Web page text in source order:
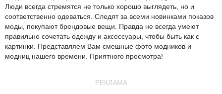
Люди всегда стремятся не только хорошо выглядеть, но и
соответственно одеваться. Следят за всеми новинками показов
моды, покупают брендовые вещи. Правда не всегда умеют
правильно сочетать одежду и аксессуары, чтобы быть как с
картинки. Представляем Вам смешные фото модников и
модниц нашего времени. Приятного просмотра!
РЕКЛАМА